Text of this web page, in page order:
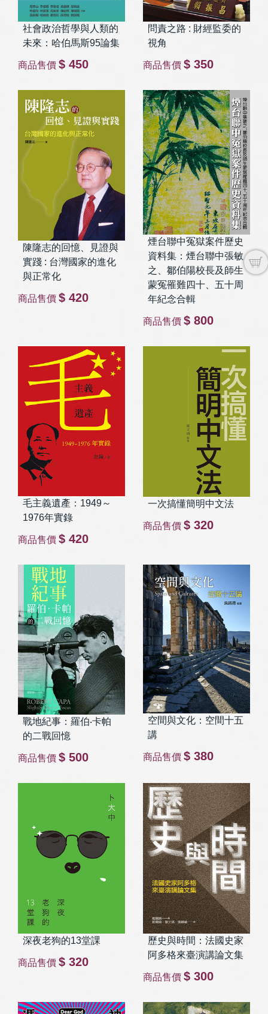
社會政治哲學與人類的
未來：哈伯馬斯95論集
商品售價 $ 450
問責之路 : 財經監委的
視角
商品售價 $ 350
陳隆志的回憶、見證與
實踐 : 台灣國家的進化
與正常化
商品售價 $ 420
煙台聯中冤獄案件歷史
資料集：煙台聯中張敏
之、鄒伯陽校長及師生
蒙冤罹難四十、五十周
年紀念合輯
商品售價 $ 800
毛主義遺產：1949～
1976年實錄
商品售價 $ 420
一次搞懂簡明中文法
商品售價 $ 320
戰地紀事：羅伯‧卡帕
的二戰回憶
商品售價 $ 500
空間與文化：空間十五
講
商品售價 $ 380
深夜老狗的13堂課
商品售價 $ 320
歷史與時間：法國史家
阿多格來臺演講論文集
商品售價 $ 300